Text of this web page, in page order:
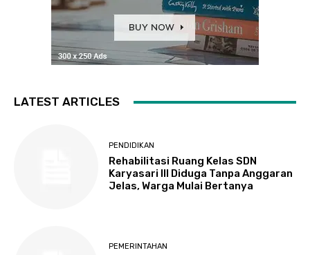
LATEST ARTICLES
PENDIDIKAN
Rehabilitasi Ruang Kelas SDN
Karyasari III Diduga Tanpa Anggaran
Jelas, Warga Mulai Bertanya
PEMERINTAHAN